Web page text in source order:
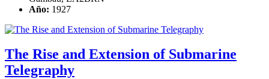
Año: 1927
The Rise and Extension of Submarine
Telegraphy